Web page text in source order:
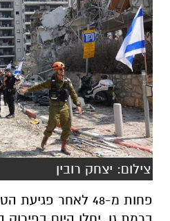
צילום: יצחק רובין
פחות מ-48 לאחר